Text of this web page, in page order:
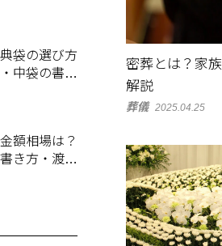
密葬とは？家
解説
葬儀 2025.04.25
！
袋の選び方
中袋の書き
も
額相場は？
き方・渡し